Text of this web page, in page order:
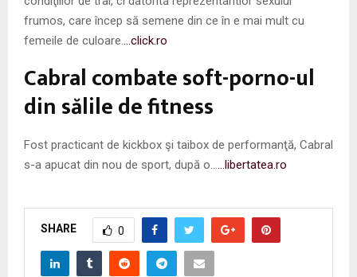
frumos, care încep să semene din ce în e mai mult cu
femeile de culoare.
…click.ro
Cabral combate soft-porno-ul
din sălile de fitness
Fost practicant de kickbox şi taibox de performanţă, Cabral
s-a apucat din nou de sport, după o…
…libertatea.ro
SHARE 0